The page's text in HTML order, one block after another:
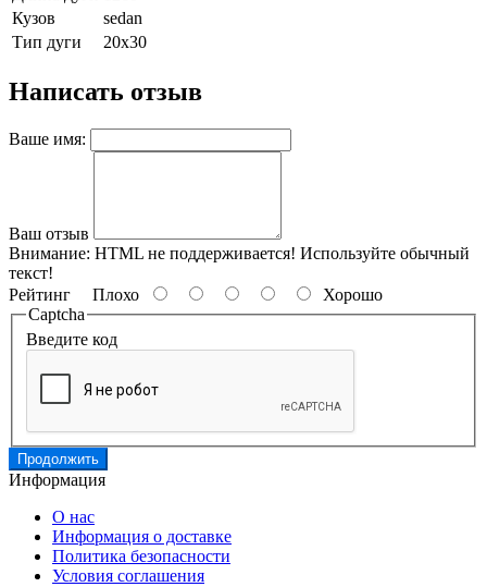
Кузов
sedan
Тип дуги
20х30
Написать отзыв
Ваше имя:
Ваш отзыв
Внимание: HTML не поддерживается! Используйте обычный
текст!
Рейтинг Плохо
Хорошо
Captcha
Введите код
Продолжить
Информация
О нас
Информация о доставке
Политика безопасности
Условия соглашения